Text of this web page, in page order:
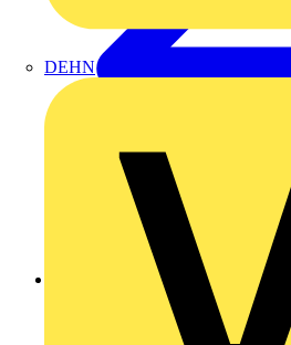
DEHN
Zurück zu Nachrichten